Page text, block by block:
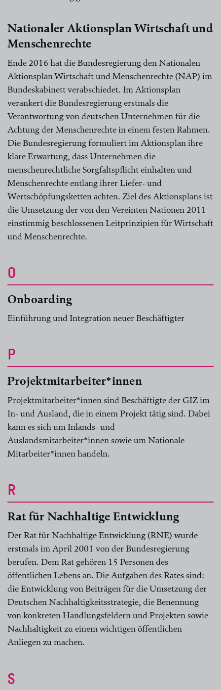
Nationaler Aktionsplan Wirtschaft und
Menschenrechte
Ende 2016 hat die Bundesregierung den Nationalen
Aktionsplan Wirtschaft und Menschenrechte (NAP) im
Bundeskabinett verabschiedet. Im Aktionsplan
verankert die Bundesregierung erstmals die
Verantwortung von deutschen Unternehmen für die
Achtung der Menschenrechte in einem festen Rahmen.
Die Bundesregierung formuliert im Aktionsplan ihre
klare Erwartung, dass Unternehmen die
menschenrechtliche Sorgfaltspflicht einhalten und
Menschenrechte entlang ihrer Liefer- und
Wertschöpfungsketten achten. Ziel des Aktionsplans ist
die Umsetzung der von den Vereinten Nationen 2011
einstimmig beschlossenen Leitprinzipien für Wirtschaft
und Menschenrechte.
O
Onboarding
Einführung und Integration neuer Beschäftigter
P
Projektmitarbeiter*innen
Projektmitarbeiter*innen sind Beschäftigte der GIZ im
In- und Ausland, die in einem Projekt tätig sind. Dabei
kann es sich um Inlands- und
Auslandsmitarbeiter*innen sowie um Nationale
Mitarbeiter*innen handeln.
R
Rat für Nachhaltige Entwicklung
Der Rat für Nachhaltige Entwicklung (RNE) wurde
erstmals im April 2001 von der Bundesregierung
berufen. Dem Rat gehören 15 Personen des
öffentlichen Lebens an. Die Aufgaben des Rates sind:
die Entwicklung von Beiträgen für die Umsetzung der
Deutschen Nachhaltigkeitsstrategie, die Benennung
von konkreten Handlungsfeldern und Projekten sowie
Nachhaltigkeit zu einem wichtigen öffentlichen
Anliegen zu machen.
S